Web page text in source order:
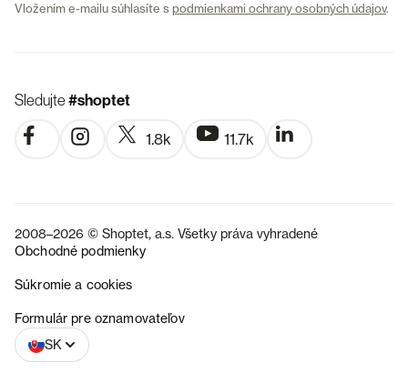
Vložením e-mailu súhlasíte spodmienkami ochrany osobných údajov.
Sledujte#shoptet
1.8k 11.7k
2008–2026 © Shoptet, a.s. Všetky práva vyhradené
Obchodné podmienky
Súkromie a cookies
Formulár pre oznamovateľov
SK